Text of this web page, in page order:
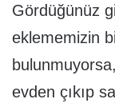
Gördüğünüz
eklememizin
evden çıkıp